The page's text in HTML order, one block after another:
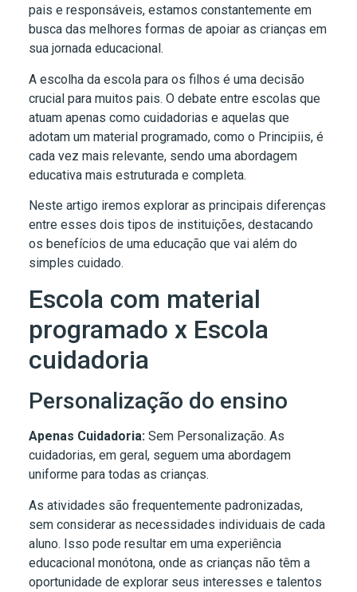
pais e responsáveis, estamos constantemente em
busca das melhores formas de apoiar as crianças em
sua jornada educacional.
A escolha da escola para os filhos é uma decisão
crucial para muitos pais. O debate entre escolas que
atuam apenas como cuidadorias e aquelas que
adotam um material programado, como o Principiis, é
cada vez mais relevante, sendo uma abordagem
educativa mais estruturada e completa.
Neste artigo iremos explorar as principais diferenças
entre esses dois tipos de instituições, destacando
os benefícios de uma educação que vai além do
simples cuidado.
Escola com material
programado x Escola
cuidadoria
Personalização do ensino
Apenas Cuidadoria: Sem Personalização. As
cuidadorias, em geral, seguem uma abordagem
uniforme para todas as crianças.
As atividades são frequentemente padronizadas,
sem considerar as necessidades individuais de cada
aluno. Isso pode resultar em uma experiência
educacional monótona, onde as crianças não têm a
oportunidade de explorar seus interesses e talentos